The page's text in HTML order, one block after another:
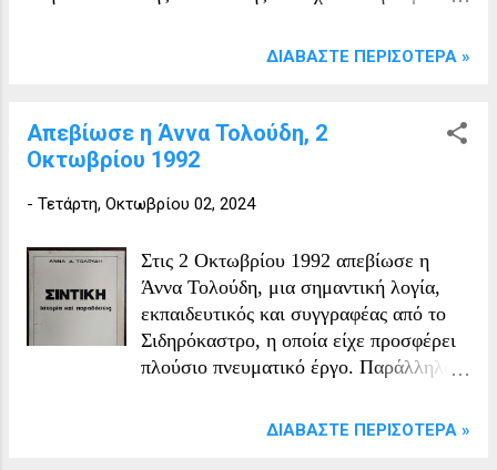
και εκδηλώσεων στην περιοχή.ΔΙΑΒΆΣΤΕ ΠΕΡΙΣΌΤΕΡΑ »
Απεβίωσε η Άννα Τολούδη, 2
Οκτωβρίου 1992
- Τετάρτη, Οκτωβρίου 02, 2024
Στις 2 Οκτωβρίου 1992 απεβίωσε η
Άννα Τολούδη, μια σημαντική λογία,
εκπαιδευτικός και συγγραφέας από το
Σιδηρόκαστρο, η οποία είχε προσφέρει
πλούσιο πνευματικό έργο. Παράλληλα,
«Απόλλων», «Ηρακλής» Σερρών,
ΔΙΑΒΆΣΤΕ ΠΕΡΙΣΌΤΕΡΑ »